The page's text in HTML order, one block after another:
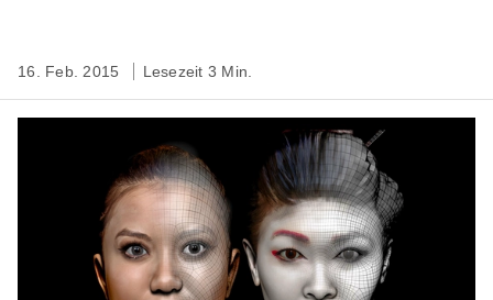
16. Feb. 2015 Lesezeit 3 Min.